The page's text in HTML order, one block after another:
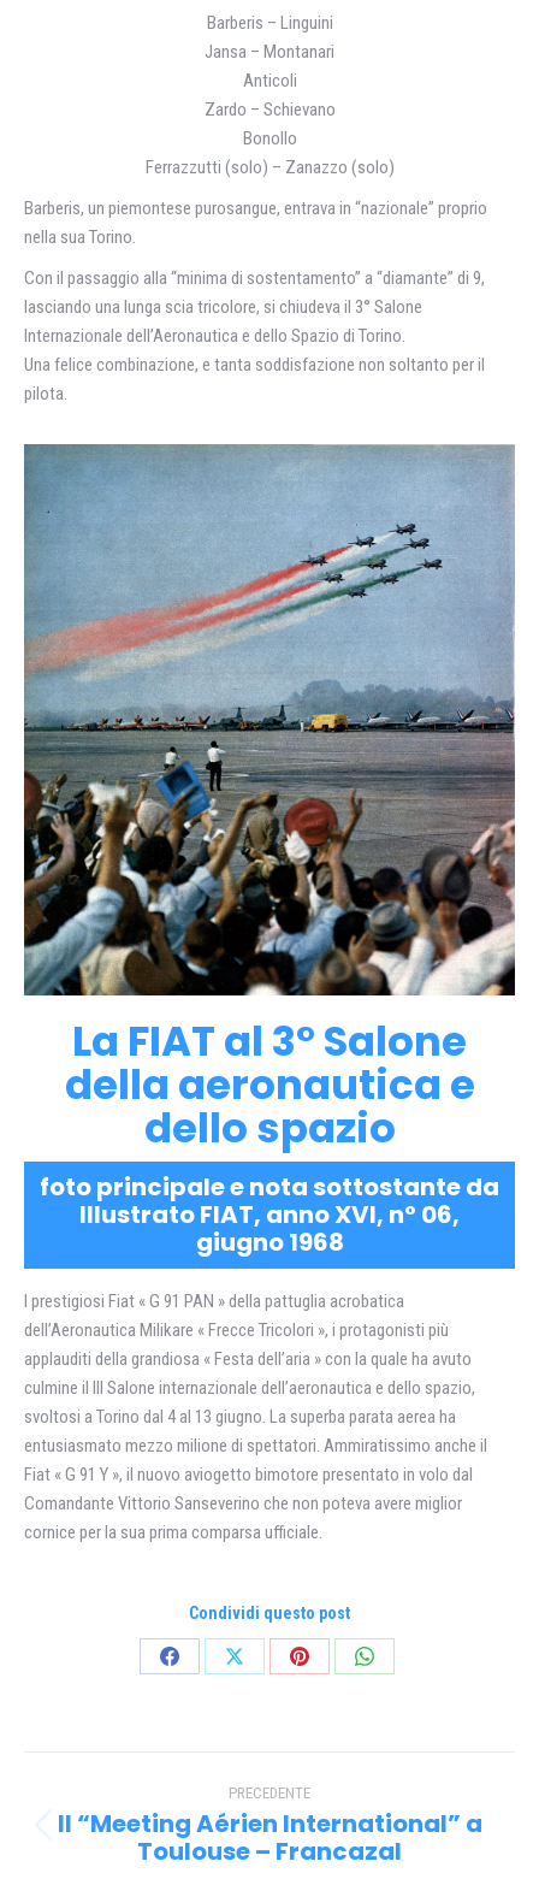
Barberis – Linguini
Jansa – Montanari
Anticoli
Zardo – Schievano
Bonollo
Ferrazzutti (solo) – Zanazzo (solo)
Barberis, un piemontese purosangue, entrava in “nazionale” proprio
nella sua Torino.
Con il passaggio alla “minima di sostentamento” a “diamante” di 9,
lasciando una lunga scia tricolore, si chiudeva il 3° Salone
Internazionale dell’Aeronautica e dello Spazio di Torino.
Una felice combinazione, e tanta soddisfazione non soltanto per il
pilota.
La FIAT al 3° Salone
della aeronautica e
dello spazio
foto principale e nota sottostante da
Illustrato FIAT, anno XVI, n° 06,
giugno 1968
I prestigiosi Fiat « G 91 PAN » della pattuglia acrobatica
dell’Aeronautica Milikare « Frecce Tricolori », i protagonisti più
applauditi della grandiosa « Festa dell’aria » con la quale ha avuto
culmine il III Salone internazionale dell’aeronautica e dello spazio,
svoltosi a Torino dal 4 al 13 giugno. La superba parata aerea ha
entusiasmato mezzo milione di spettatori. Ammiratissimo anche il
Fiat « G 91 Y », il nuovo aviogetto bimotore presentato in volo dal
Comandante Vittorio Sanseverino che non poteva avere miglior
cornice per la sua prima comparsa ufficiale.
Condividi questo post
CondividiCondividiCondividiCondividi
tra PRECEDENTE
Post
Il “Meeting Aérien International” a
Toulouse – Francazal